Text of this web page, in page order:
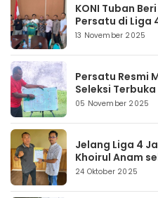
KONI Tuban
Persatu di Liga
13 November 2025
Persatu Resmi
Seleksi Terbuka
05 November 2025
Jelang Liga 4
Khoirul Anam
24 Oktober 2025